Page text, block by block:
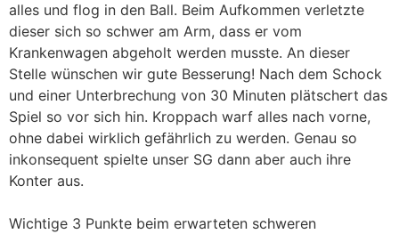
alles und flog in den Ball. Beim Aufkommen verletzte
dieser sich so schwer am Arm, dass er vom
Krankenwagen abgeholt werden musste. An dieser
Stelle wünschen wir gute Besserung! Nach dem Schock
und einer Unterbrechung von 30 Minuten plätschert das
Spiel so vor sich hin. Kroppach warf alles nach vorne,
ohne dabei wirklich gefährlich zu werden. Genau so
inkonsequent spielte unser SG dann aber auch ihre
Konter aus.
Wichtige 3 Punkte beim erwarteten schweren